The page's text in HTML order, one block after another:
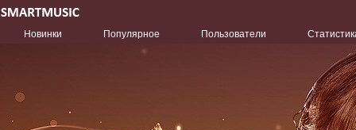
Новинки Популярное Пользователи